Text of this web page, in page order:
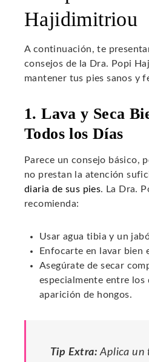
Hajidimitriou
A continuación, te
consejos de la Dra. Popi
mantener tus pies sanos y
1. Lava y Seca
Todos los Días
Parece un consejo básico,
no prestan la atención
diaria de sus pies. La Dra.
recomienda:
Usar agua tibia y un
Enfocarte en lavar bien
Asegúrate de secar
especialmente entre los
aparición de hongos.
Tip Extra: Aplica un